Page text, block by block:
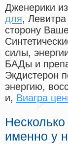
Дженерики
для,
сторону
силы,
БАДы и
Экдистерон
энергию,
и, Виагра
именно у